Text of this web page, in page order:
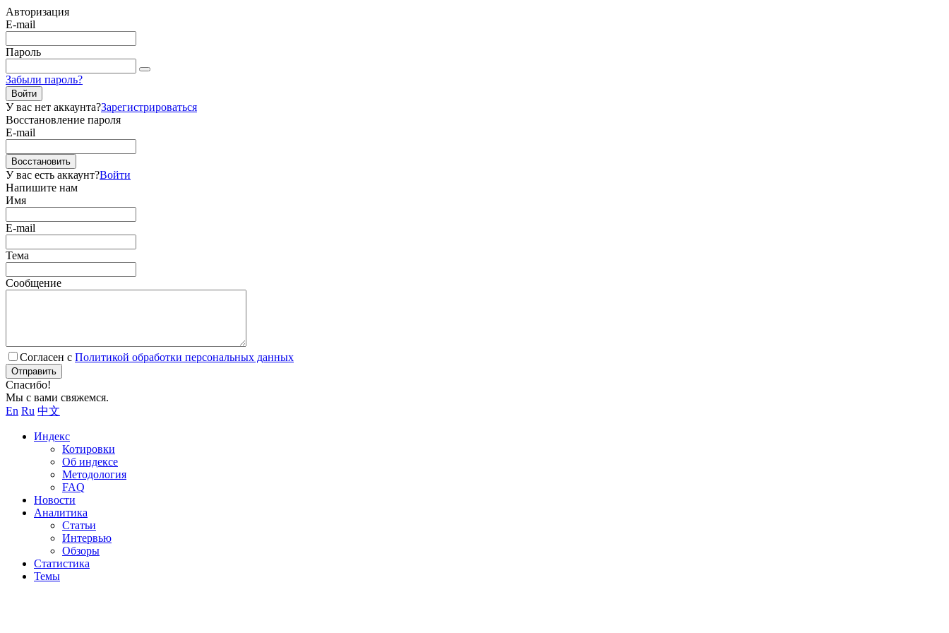
Авторизация
E-mail
Пароль
Забыли пароль?
Войти
У вас нет аккаунта?Зарегистрироваться
Восстановление пароля
E-mail
Восстановить
У вас есть аккаунт?Войти
Напишите нам
Имя
E-mail
Тема
Сообщение
Согласен с Политикой обработки персональных данных
Отправить
Спасибо!
Мы с вами свяжемся.
En Ru 中文
Индекс
Котировки
Об индексе
Методология
FAQ
Новости
Аналитика
Статьи
Интервью
Обзоры
Статистика
Темы